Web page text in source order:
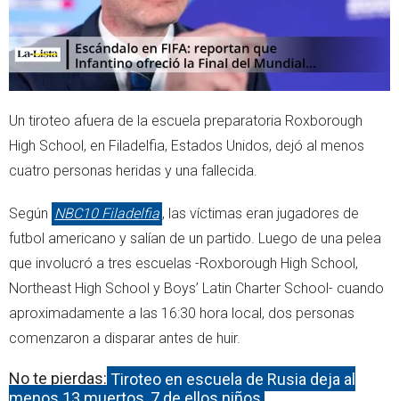
Un tiroteo afuera de la escuela preparatoria Roxborough
High School, en Filadelfia, Estados Unidos, dejó al menos
cuatro personas heridas y una fallecida.
Según NBC10 Filadelfia , las víctimas eran jugadores de
futbol americano y salían de un partido. Luego de una pelea
que involucró a tres escuelas -Roxborough High School,
Northeast High School y Boys’ Latin Charter School- cuando
aproximadamente a las 16:30 hora local, dos personas
comenzaron a disparar antes de huir.
No te pierdas: Tiroteo en escuela de Rusia deja al